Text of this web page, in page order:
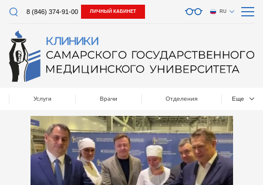
8 (846) 374-91-00 ЛИЧНЫЙ КАБИНЕТ RU
Услуги Врачи Отделения Еще